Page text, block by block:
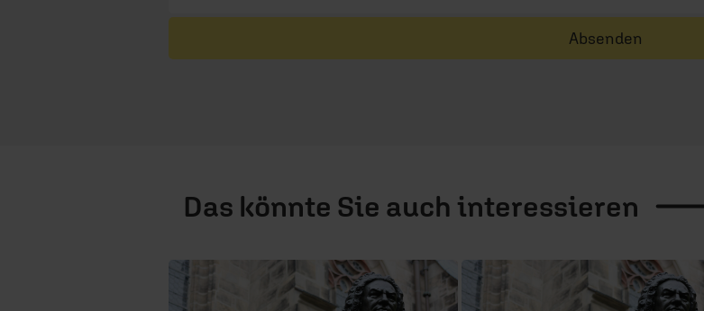
Absenden
Das könnte Sie auch interessieren